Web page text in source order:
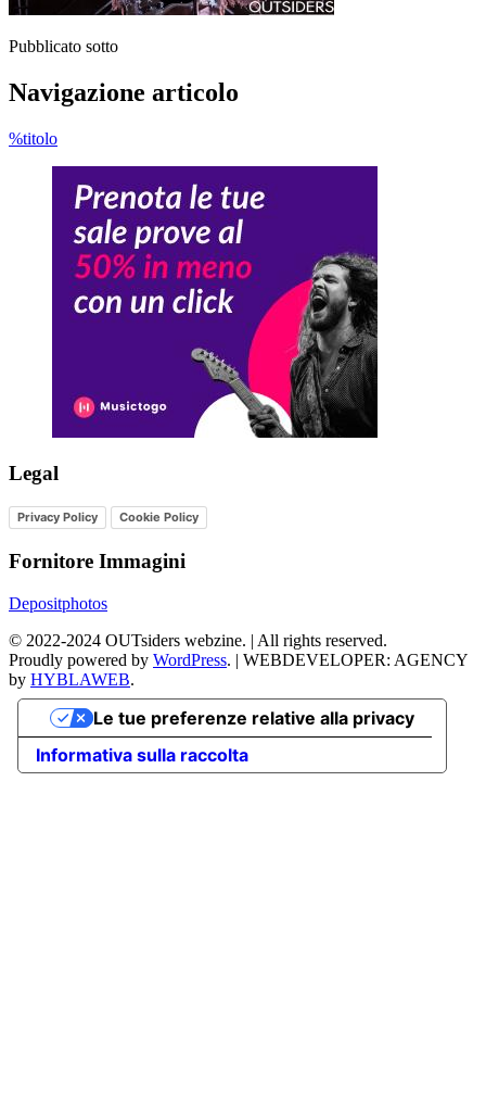
Pubblicato sotto
Navigazione articolo
%titolo
Legal
Privacy Policy Cookie Policy
Fornitore Immagini
Depositphotos
© 2022-2024 OUTsiders webzine. | All rights reserved.
Proudly powered by WordPress. | WEBDEVELOPER: AGENCY
by HYBLAWEB.
Informativa sulla raccolta
Le tue preferenze relative alla privacy